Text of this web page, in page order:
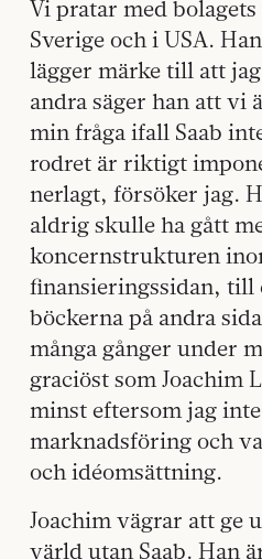
Vi pratar med
Sverige och i USA.
lägger märke till att
andra säger han att vi
min fråga ifall Saab
rodret är riktigt
nerlagt, försöker jag.
aldrig skulle ha gått
koncernstrukturen
finansieringssidan, till
böckerna på andra
många gånger under
graciöst som Joachim
minst eftersom jag
marknadsföring och
och idéomsättning.
Joachim vägrar att ge
värld utan Saab. Han